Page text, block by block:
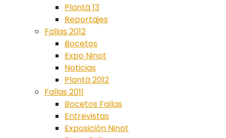
Plantà 13
Reportajes
Fallas 2012
Bocetos
Expo Ninot
Noticias
Plantà 2012
Fallas 2011
Bocetos Fallas
Entrevistas
Exposición Ninot